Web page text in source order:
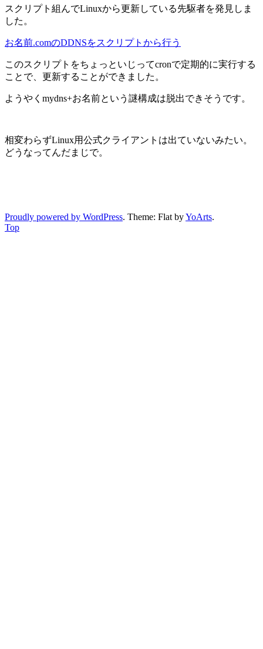
スクリプト組んでLinuxから更新している先駆者を発見しま
した。
お名前.comのDDNSをスクリプトから行う
このスクリプトをちょっといじってcronで定期的に実行する
ことで、更新することができました。
ようやくmydns+お名前という謎構成は脱出できそうです。
相変わらずLinux用公式クライアントは出ていないみたい。
どうなってんだまじで。
Proudly powered by WordPress. Theme: Flat byYoArts.
Top